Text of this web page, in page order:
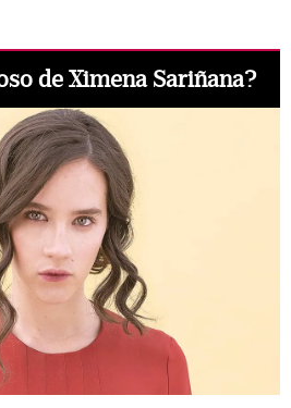
de Ximena Sariñana?